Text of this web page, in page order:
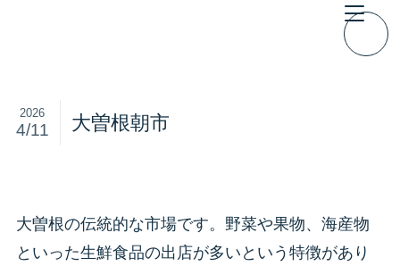
大曽根朝市
2026
4/11
大曽根の伝統的な市場です。野菜や果物、海産物
といった生鮮食品の出店が多いという特徴があり